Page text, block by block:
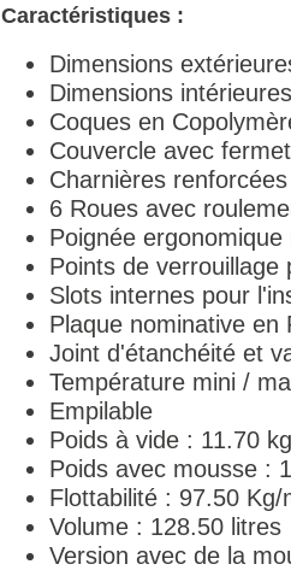
Caractéristiques :
Dimensions
Dimensions
Coques en
Couvercle avec
Charnières
6 Roues avec
Poignée
Points de
Slots internes pour
Plaque nominative en
Joint d'étanchéité et
Température mini /
Empilable
Poids à vide : 11.70 kg
Poids avec mousse :
Flottabilité : 97.50 Kg/
Volume : 128.50 litres
Version avec de la